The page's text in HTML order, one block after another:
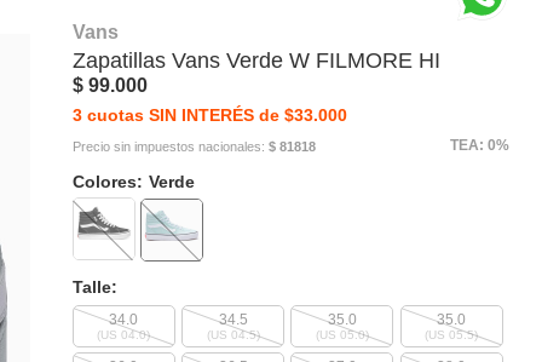
Vans
Zapatillas Vans Verde W FILMORE HI
$ 99.000
3 cuotas SIN INTERÉS de $33.000
Precio sin impuestos nacionales: $ 81818 TEA: 0%
Colores: Verde
Talle:
34.0
(US 04.0)
34.5
(US 04.5)
35.0
(US 05.0)
35.0
(US 05.5)